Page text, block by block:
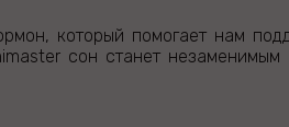
который помогает нам
сон станет